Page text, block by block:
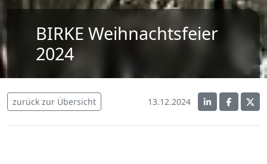
BIRKE Weihnachtsfeier
2024
zurück zur Übersicht 13.12.2024